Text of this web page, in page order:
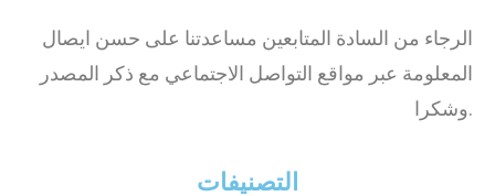
الرجاء من السادة المتابعين مساعدتنا على حسن ايصال
المعلومة عبر مواقع التواصل الاجتماعي مع ذكر المصدر
وشكرا.
التصنيفات